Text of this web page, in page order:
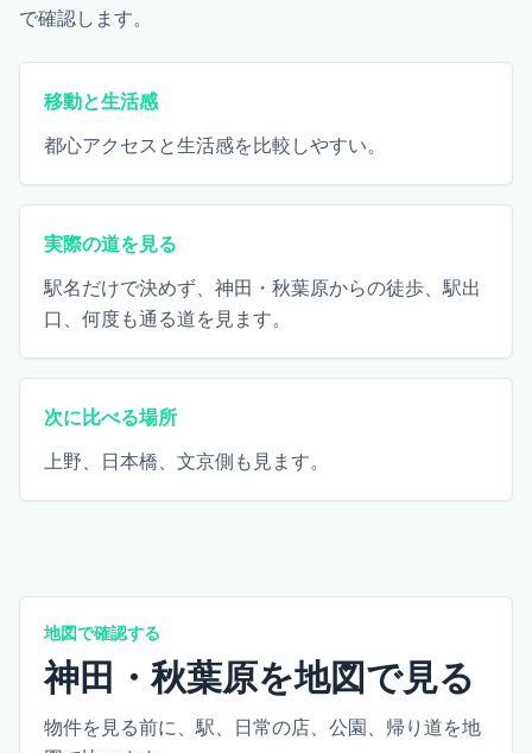
で確認します。
移動と生活感
都心アクセスと生活感を比較しやすい。
実際の道を見る
駅名だけで決めず、神田・秋葉原からの徒歩、駅出
口、何度も通る道を見ます。
次に比べる場所
上野、日本橋、文京側も見ます。
地図で確認する
神田・秋葉原を地図で見る
物件を見る前に、駅、日常の店、公園、帰り道を地